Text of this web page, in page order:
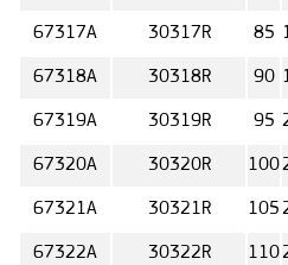
67317А 30317R 85
67318А 30318R 90
67319А 30319R 95
67320А 30320R 100
67321А 30321R 105
67322А 30322R 110